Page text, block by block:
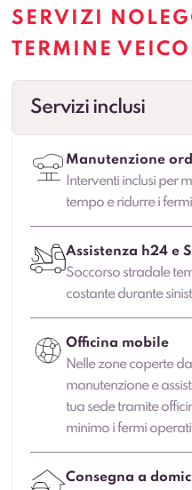
SERVIZI
TERMINE
Servizi inclusi
Manutenzione
Interventi inclusi per
tempo e ridurre i
Assistenza h24 e
Soccorso stradale
costante durante
Officina mobile
Nelle zone coperte
manutenzione e
tua sede tramite
minimo i fermi
Consegna a